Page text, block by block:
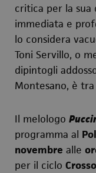
critica per la sua
immediata e
lo considera
Toni Servillo, o
dipintogli
Montesano, è
Il melologo
programma al
novembre alle
per il ciclo